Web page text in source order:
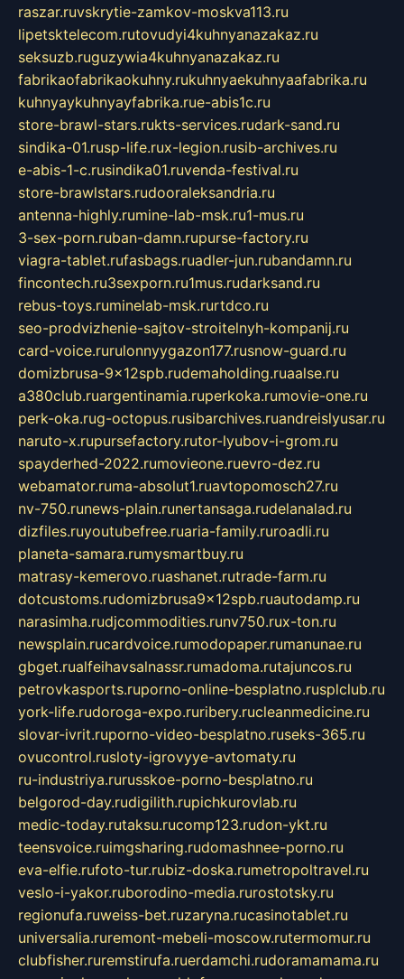
raszar.ruvskrytie-zamkov-moskva113.ru
lipetsktelecom.rutovudyi4kuhnyanazakaz.ru
seksuzb.ruguzywia4kuhnyanazakaz.ru
fabrikaofabrikaokuhny.rukuhnyaekuhnyaafabrika.ru
kuhnyaykuhnyayfabrika.rue-abis1c.ru
store-brawl-stars.rukts-services.rudark-sand.ru
sindika-01.rusp-life.rux-legion.rusib-archives.ru
e-abis-1-c.rusindika01.ruvenda-festival.ru
store-brawlstars.rudooraleksandria.ru
antenna-highly.rumine-lab-msk.ru1-mus.ru
3-sex-porn.ruban-damn.rupurse-factory.ru
viagra-tablet.rufasbags.ruadler-jun.rubandamn.ru
fincontech.ru3sexporn.ru1mus.rudarksand.ru
rebus-toys.ruminelab-msk.rurtdco.ru
seo-prodvizhenie-sajtov-stroitelnyh-kompanij.ru
card-voice.rurulonnyygazon177.rusnow-guard.ru
domizbrusa-9x12spb.rudemaholding.ruaalse.ru
a380club.ruargentinamia.ruperkoka.rumovie-one.ru
perk-oka.rug-octopus.rusibarchives.ruandreislyusar.ru
naruto-x.rupursefactory.rutor-lyubov-i-grom.ru
spayderhed-2022.rumovieone.ruevro-dez.ru
webamator.ruma-absolut1.ruavtopomosch27.ru
nv-750.runews-plain.runertansaga.rudelanalad.ru
dizfiles.ruyoutubefree.ruaria-family.ruroadli.ru
planeta-samara.rumysmartbuy.ru
matrasy-kemerovo.ruashanet.rutrade-farm.ru
dotcustoms.rudomizbrusa9x12spb.ruautodamp.ru
narasimha.rudjcommodities.runv750.rux-ton.ru
newsplain.rucardvoice.rumodopaper.rumanunae.ru
gbget.rualfeihavsalnassr.rumadoma.rutajuncos.ru
petrovkasports.ruporno-online-besplatno.rusplclub.ru
york-life.rudoroga-expo.ruribery.rucleanmedicine.ru
slovar-ivrit.ruporno-video-besplatno.ruseks-365.ru
ovucontrol.rusloty-igrovyye-avtomaty.ru
ru-industriya.rurusskoe-porno-besplatno.ru
belgorod-day.rudigilith.rupichkurovlab.ru
medic-today.rutaksu.rucomp123.rudon-ykt.ru
teensvoice.ruimgsharing.rudomashnee-porno.ru
eva-elfie.rufoto-tur.rubiz-doska.rumetropoltravel.ru
veslo-i-yakor.ruborodino-media.rurostotsky.ru
regionufa.ruweiss-bet.ruzaryna.rucasinotablet.ru
universalia.ruremont-mebeli-moscow.rutermomur.ru
clubfisher.ruremstirufa.ruerdamchi.rudoramamama.ru